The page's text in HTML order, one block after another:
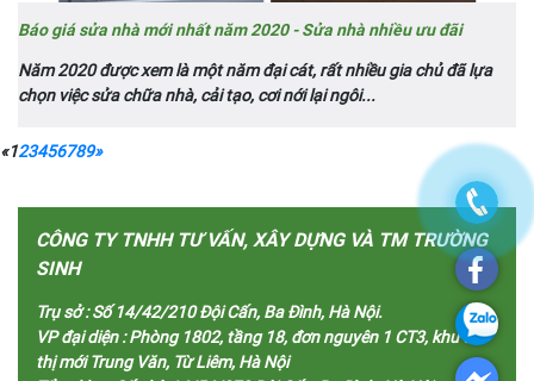
Báo giá sửa nhà mới nhất năm 2020 - Sửa nhà nhiều ưu đãi
Năm 2020 được xem là một năm đại cát, rất nhiều gia chủ đã lựa
chọn việc sửa chữa nhà, cải tạo, cơi nới lại ngôi...
«123456789»
CÔNG TY TNHH TƯ VẤN, XÂY DỰNG VÀ TM TRƯỜNG
SINH
Trụ sở :Số 14/42/210 Đội Cấn, Ba Đình, Hà Nội.
VP đại diện :Phòng 1802, tầng 18, đơn nguyên 1 CT3, khu đô
thị mới Trung Văn, Từ Liêm, Hà Nội